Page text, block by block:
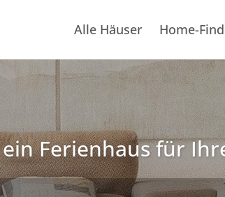
Alle Häuser Home-
Ferienhaus für